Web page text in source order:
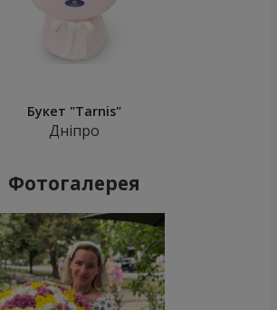
Букет "Tarnis"
Дніпро
Фотогалерея